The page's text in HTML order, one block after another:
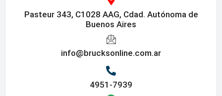
Pasteur 343, C1028 AAG, Cdad. Autónoma de
Buenos Aires
info@brucksonline.com.ar
4951-7939